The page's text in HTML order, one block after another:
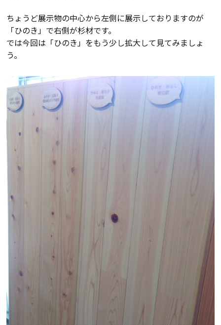
ZEH
ラインナップ
施工実績
イベント・見学会
モデルハウス紹介
会社案内
KATSUMIの
取り組み
採用情報
ちょうど展示物の中心から左側に展示しておりますのが
「ひのき」で右側が杉材です。
では今回は「ひのき」をもう少し拡大して見てみましょ
う。